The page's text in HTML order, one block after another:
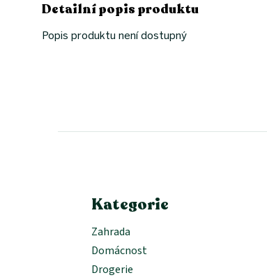
Detailní popis produktu
Popis produktu není dostupný
Kategorie
Zahrada
Domácnost
Drogerie